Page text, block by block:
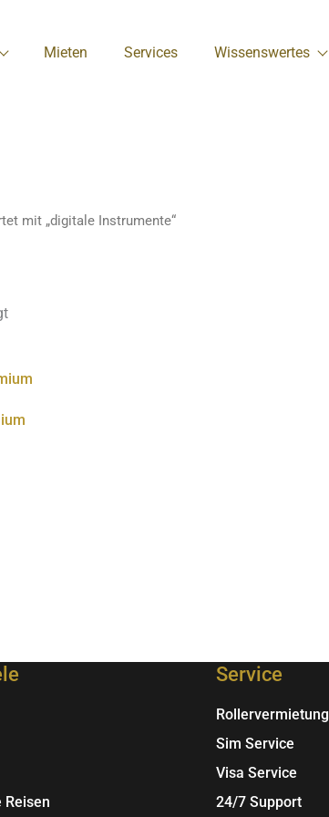
Mieten Services Wissenswertes
mit „digitale Instrumente“
Reisen
Service
Rollervermietung
Sim Service
Visa Service
24/7 Support